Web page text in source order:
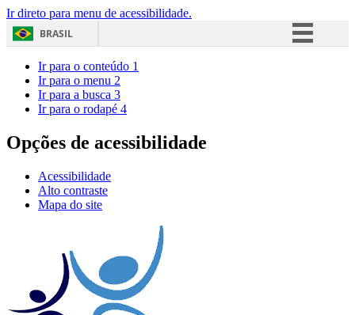
Ir direto para menu de acessibilidade.
BRASIL
Acesso à informação
Ir para o conteúdo 1
Ir para o menu 2
Ir para a busca 3
Ir para o rodapé 4
Opções de acessibilidade
Acessibilidade
Alto contraste
Mapa do site